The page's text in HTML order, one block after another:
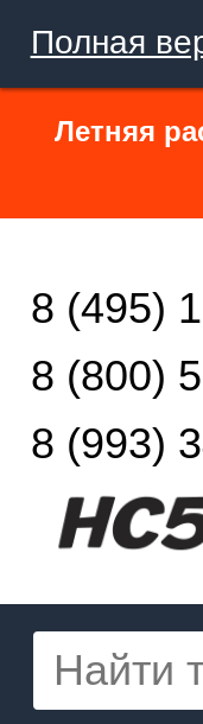
Полная
Летняя
8 (495)
8 (800)
8 (993)